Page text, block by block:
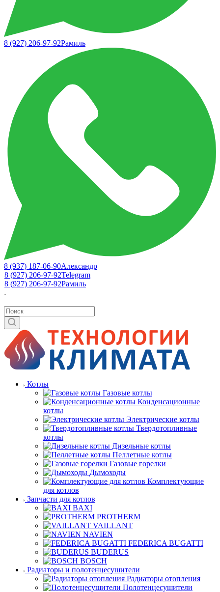
8 (927) 206-97-92Рамиль
8 (937) 187-06-90Александр
8 (927) 206-97-92Telegram
8 (927) 206-97-92Рамиль
Котлы
Газовые котлы
Конденсационные
котлы
Электрические котлы
Твердотопливные
котлы
Дизельные котлы
Пеллетные котлы
Газовые горелки
Дымоходы
Комплектующие
для котлов
Запчасти для котлов
BAXI
PROTHERM
VAILLANT
NAVIEN
FEDERICA BUGATTI
BUDERUS
BOSCH
Радиаторы и полотенцесушители
Радиаторы отопления
Полотенцесушители